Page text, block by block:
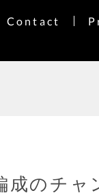
Contact
成のチャ